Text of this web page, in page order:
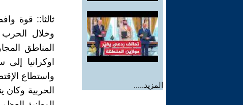
المزيد.....
ثالثا:: قوة